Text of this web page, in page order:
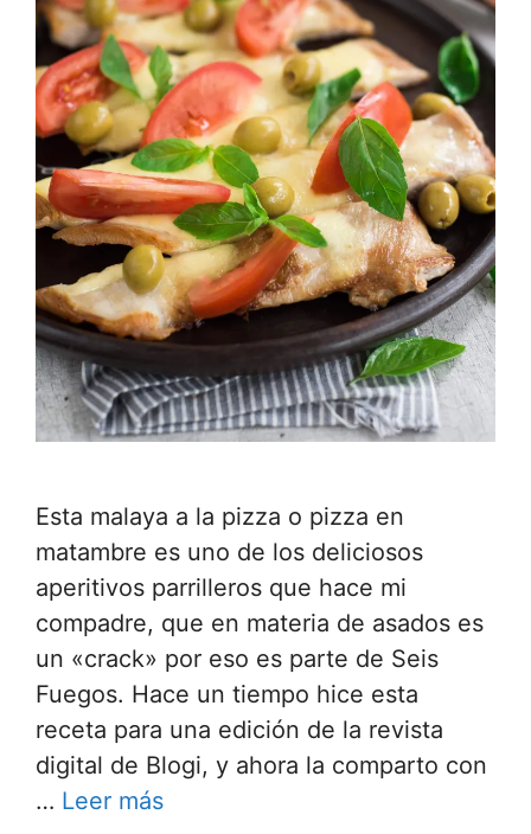
Esta malaya a la pizza o pizza en
matambre es uno de los deliciosos
aperitivos parrilleros que hace mi
compadre, que en materia de asados es
un «crack» por eso es parte de Seis
Fuegos. Hace un tiempo hice esta
receta para una edición de la revista
digital de Blogi, y ahora la comparto con
… Leer más